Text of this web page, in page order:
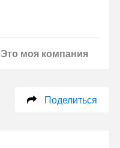
Это моя компания
Поделиться